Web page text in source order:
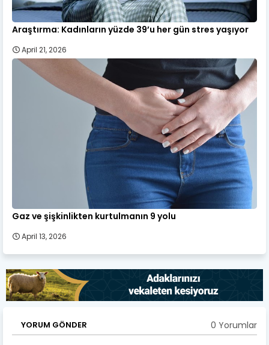
Araştırma: Kadınların yüzde 39’u her gün stres yaşıyor
April 21, 2026
Gaz ve şişkinlikten kurtulmanın 9 yolu
April 13, 2026
YORUM GÖNDER 0 Yorumlar